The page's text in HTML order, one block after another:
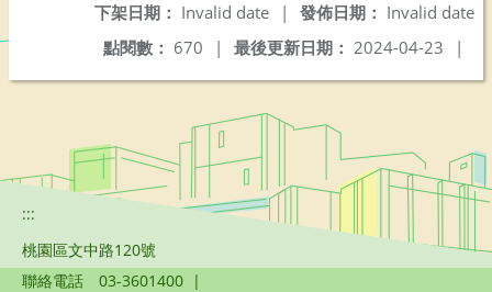
發佈日期： Invalid date
下架日期： Invalid date
|
最後更新日期： 2024-04-23 |
點閱數： 670 |
:::
桃園區文中路120號
聯絡電話
03-3601400 |